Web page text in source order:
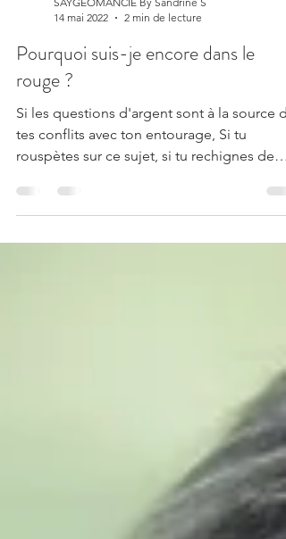
14 mai 2022
2 min de lecture
Pourquoi suis-je encore dans le
rouge ?
Si les questions d'argent sont à la source
rouspètes sur ce sujet, si tu rechignes de
payer tes...